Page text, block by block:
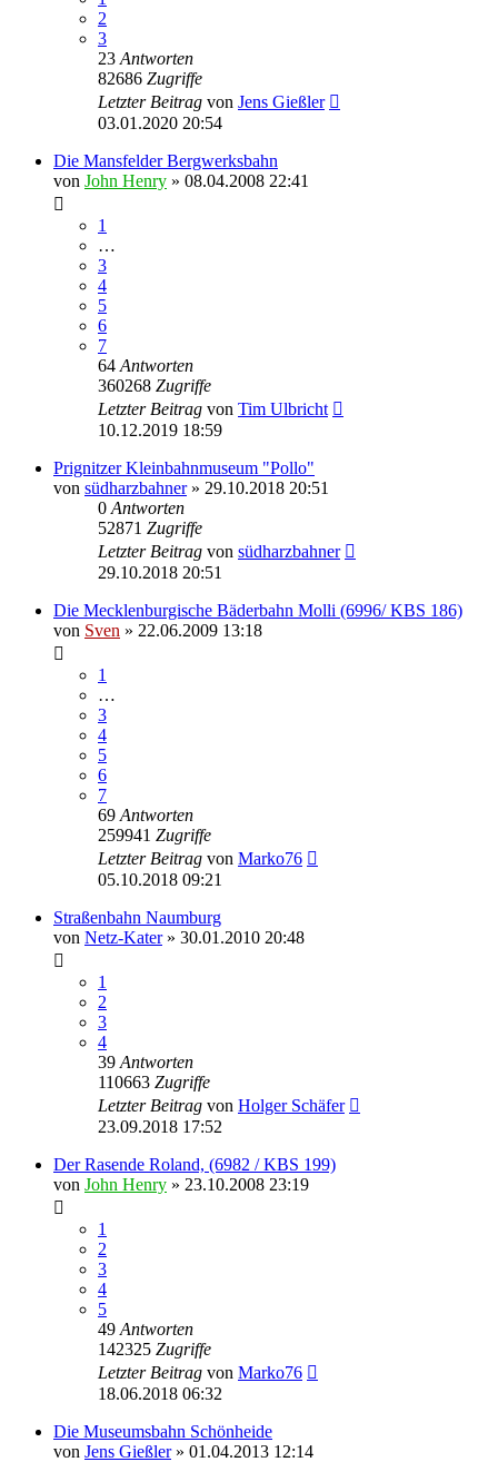
2
3
23 Antworten
82686 Zugriffe
Letzter Beitrag von Jens Gießler
03.01.2020 20:54
Die Mansfelder Bergwerksbahn
von John Henry » 08.04.2008 22:41
1
…
3
4
5
6
7
64 Antworten
360268 Zugriffe
Letzter Beitrag von Tim Ulbricht
10.12.2019 18:59
Prignitzer Kleinbahnmuseum "Pollo"
von südharzbahner» 29.10.2018 20:51
0 Antworten
52871 Zugriffe
Letzter Beitrag von südharzbahner
29.10.2018 20:51
Die Mecklenburgische Bäderbahn Molli (6996/ KBS 186)
von Sven » 22.06.2009 13:18
1
…
3
4
5
6
7
69 Antworten
259941 Zugriffe
Letzter Beitrag von Marko76
05.10.2018 09:21
Straßenbahn Naumburg
von Netz-Kater» 30.01.2010 20:48
1
2
3
4
39 Antworten
110663 Zugriffe
Letzter Beitrag von Holger Schäfer
23.09.2018 17:52
Der Rasende Roland, (6982 / KBS 199)
von John Henry » 23.10.2008 23:19
1
2
3
4
5
49 Antworten
142325 Zugriffe
Letzter Beitrag von Marko76
18.06.2018 06:32
Die Museumsbahn Schönheide
von Jens Gießler» 01.04.2013 12:14